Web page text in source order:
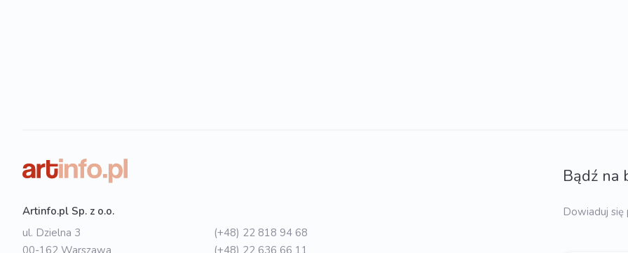
Artinfo.pl Sp. z o.o.
ul. Dzielna 3
00-162 Warszawa
(+48) 22 818 94 68
(+48) 22 636 66 11
Bądź na
Dowiaduj